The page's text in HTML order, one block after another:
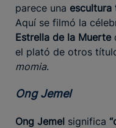
parece una escultura
Aquí se filmó la
Estrella de la Muerte
el plató de otros
momia.
Ong Jemel
Ong Jemel significa